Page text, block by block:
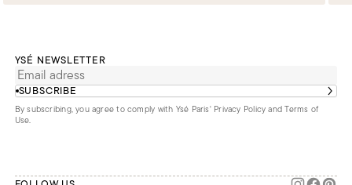
YSÉ NEWSLETTER
SUBSCRIBE
By subscribing, you agree to comply with Ysé Paris' Privacy Policy and Terms of
Use.